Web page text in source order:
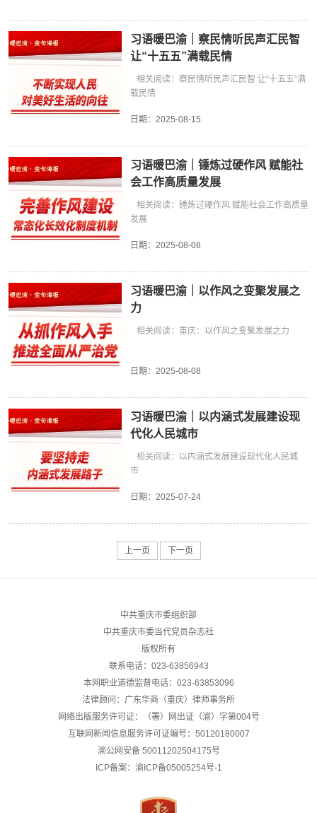
习语暖巴渝｜察民情听民声汇民智
让“十五五”满载民情
相关阅读：察民情听民声汇民智 让“十五五”满
载民情
日期： 2025-08-15
习语暖巴渝｜锤炼过硬作风 赋能社
会工作高质量发展
相关阅读：锤炼过硬作风 赋能社会工作高质量
发展
日期： 2025-08-08
习语暖巴渝｜以作风之变聚发展之
力
相关阅读：重庆：以作风之变聚发展之力
日期： 2025-08-08
习语暖巴渝｜以内涵式发展建设现
代化人民城市
相关阅读：以内涵式发展建设现代化人民城
市
日期： 2025-07-24
上一页 下一页
中共重庆市委组织部
中共重庆市委当代党员杂志社
版权所有
联系电话：023-63856943
本网职业道德监督电话：023-63853096
法律顾问：广东华商（重庆）律师事务所
网络出版服务许可证：（署）网出证（渝）字第004号
互联网新闻信息服务许可证编号：50120180007
渝公网安备 50011202504175号
ICP备案：渝ICP备05005254号-1